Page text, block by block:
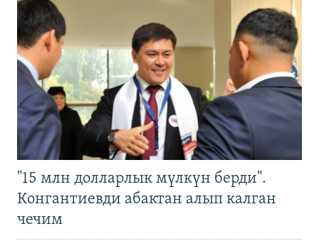
"15 млн долларлык мүлкүн берди".
Конгантиевди абактан алып калган
чечим